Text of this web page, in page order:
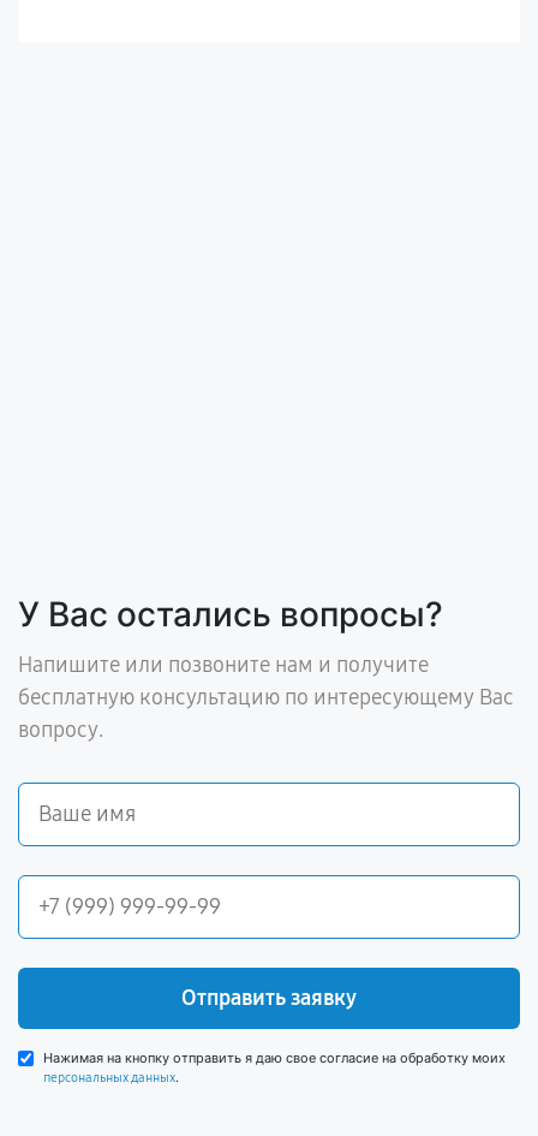
У Вас остались вопросы?
Напишите или позвоните нам и получите
бесплатную консультацию по интересующему Вас
вопросу.
Отправить заявку
Нажимая на кнопку отправить я даю свое согласие на обработку моих
персональных данных.